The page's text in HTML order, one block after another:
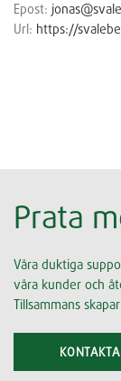
Epost:
Url: https://
Prata
Våra duktiga
våra kunder och
Tillsammans